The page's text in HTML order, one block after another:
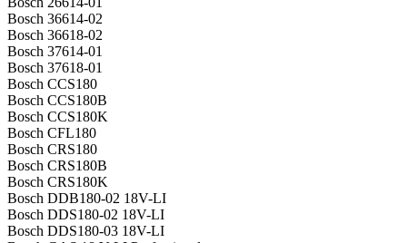
Bosch 36614-02
Bosch 36618-02
Bosch 37614-01
Bosch 37618-01
Bosch CCS180
Bosch CCS180B
Bosch CCS180K
Bosch CFL180
Bosch CRS180
Bosch CRS180B
Bosch CRS180K
Bosch DDB180-02 18V-LI
Bosch DDS180-02 18V-LI
Bosch DDS180-03 18V-LI